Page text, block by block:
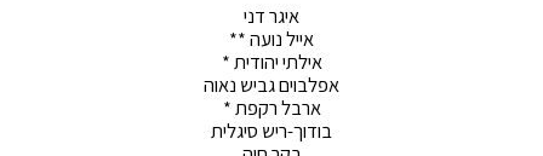
איגר דני
אייל נועה **
אילתי יהודית *
אפלבוים גביש נאוה
ארבל רקפת *
בודוך-ריש סיגלית